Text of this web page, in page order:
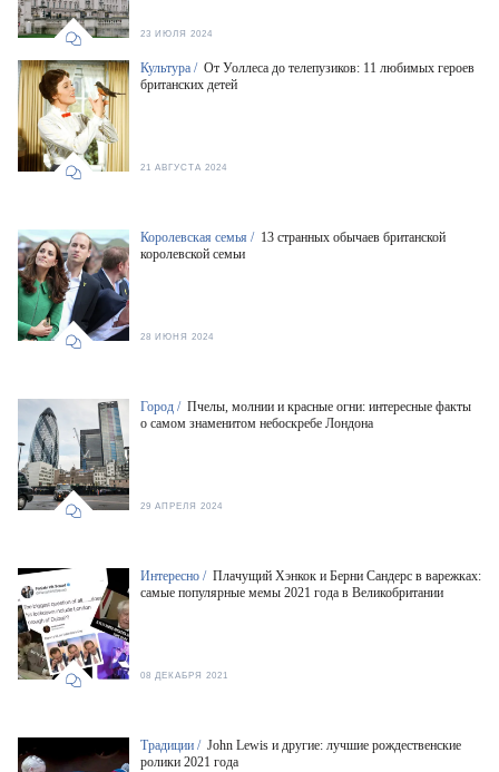
Культура / От Уоллеса до телепузиков: 11 любимых героев
британских детей
21 АВГУСТА 2024
23 ИЮЛЯ 2024
Королевская семья / 13 странных обычаев британской
королевской семьи
28 ИЮНЯ 2024
Город / Пчелы, молнии и красные огни: интересные факты
о самом знаменитом небоскребе Лондона
29 АПРЕЛЯ 2024
Интересно / Плачущий Хэнкок и Берни Сандерс в варежках:
самые популярные мемы 2021 года в Великобритании
08 ДЕКАБРЯ 2021
Традиции / John Lewis и другие: лучшие рождественские
ролики 2021 года